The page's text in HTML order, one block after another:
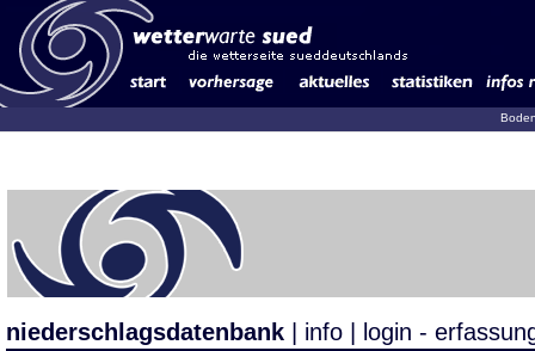
niederschlagsdatenbank info login -